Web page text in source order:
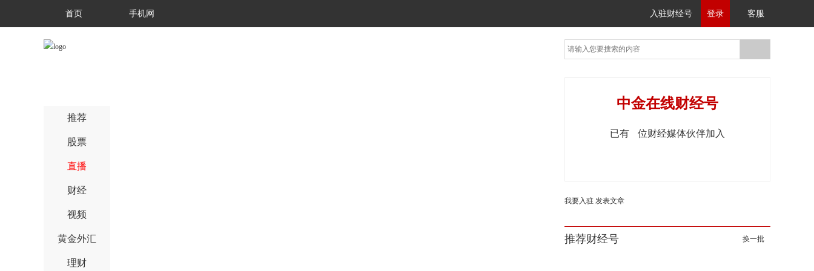
首页 手机网 入驻财经号 登录 客服
推荐
股票
直播
财经
视频
黄金外汇
理财
中金在线财经号
已有 位财经媒体伙伴加入
我要入驻 发表文章
推荐财经号 换一批